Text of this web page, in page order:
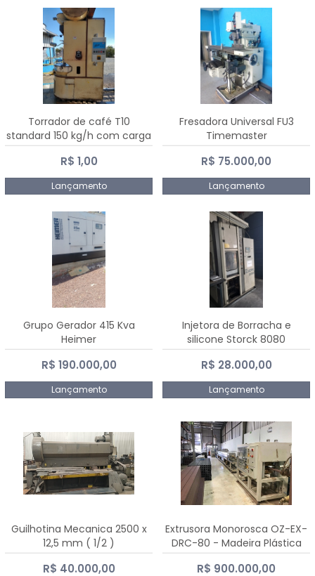
Torrador de café T10
standard 150 kg/h com carga
de 10 kg
R$ 1,00
Lançamento
Fresadora Universal FU3
Timemaster
R$ 75.000,00
Lançamento
Grupo Gerador 415 Kva
Heimer
R$ 190.000,00
Lançamento
Injetora de Borracha e
silicone Storck 8080
R$ 28.000,00
Lançamento
Guilhotina Mecanica 2500 x
12,5 mm ( 1/2 )
R$ 40.000,00
Extrusora Monorosca OZ-EX-
DRC-80 - Madeira Plástica
R$ 900.000,00